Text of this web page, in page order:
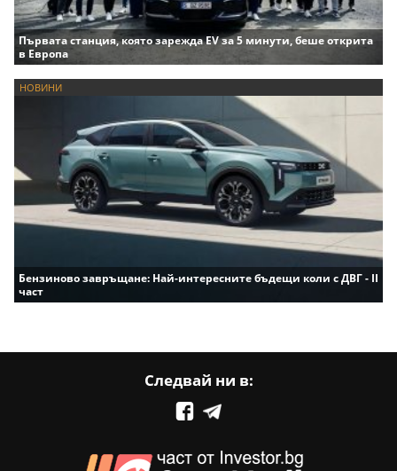
Първата станция, която зарежда EV за 5 минути, беше открита
в Европа
НОВИНИ
Бензиново завръщане: Най-интересните бъдещи коли с ДВГ - II
част
Следвай ни в: